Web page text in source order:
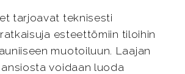
tarjoavat teknisesti
esteettömiin tiloihin
muotoiluun. Laajan
voidaan luoda